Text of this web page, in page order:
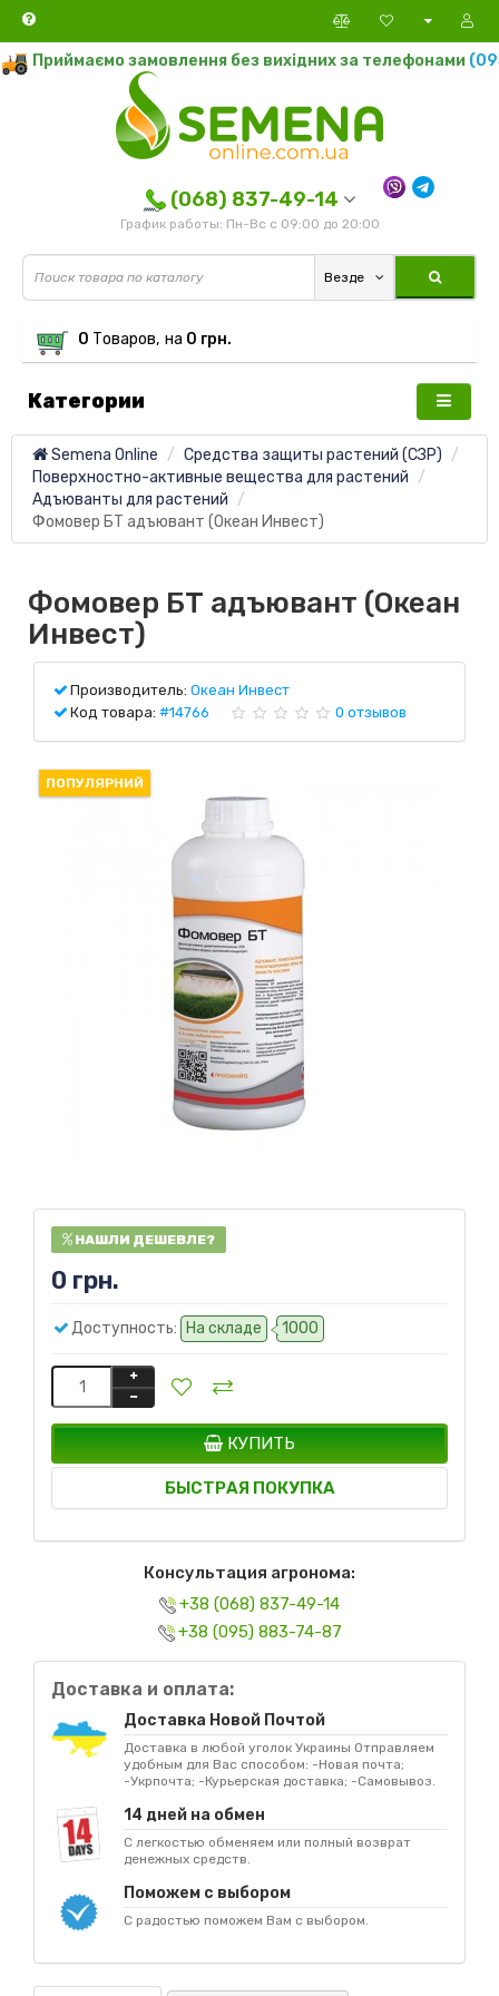
(068) 837-49-14
График работы: Пн-Вс с 09:00 до 20:00
Везде
0 Tоваров, на 0 грн.
Приймаємо замовлення без вихідних за телефонами
Категории
Semena Online
Средства защиты растений (СЗР)
Поверхностно-активные вещества для растений
Адъюванты для растений
Фомовер БТ адъювант (Океан Инвест)
Фомовер БТ адъювант (Океан
Инвест)
Производитель: Океан Инвест
Код товара: #14766 0 отзывов
ПОПУЛЯРНИЙ
НАШЛИ ДЕШЕВЛЕ?
0 грн.
Доступность: На складе 1000
КУПИТЬ
БЫСТРАЯ ПОКУПКА
Консультация агронома:
+38 (068) 837-49-14
+38 (095) 883-74-87
Доставка и оплата:
Доставка Новой Почтой
Доставка в любой уголок Украины Отправляем
удобным для Вас способом: -Новая почта;
-Укрпочта; -Курьерская доставка; -Самовывоз.
14 дней на обмен
С легкостью обменяем или полный возврат
денежных средств.
Поможем с выбором
С радостью поможем Вам с выбором.